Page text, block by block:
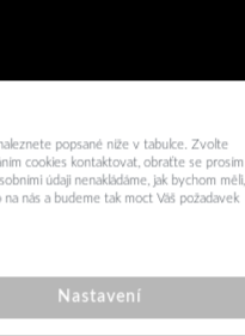
popsané níže v tabulce. Zvolte
cookies kontaktovat, obraťte se prosím
údaji nenakládáme, jak bychom měli,
nás a budeme tak moct Váš požadavek
Nastavení